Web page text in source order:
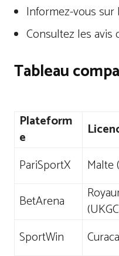
Informez-vous
Consultez les avis
Tableau
Plateform
e
PariSportX
Malte
BetArena
SportWin